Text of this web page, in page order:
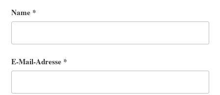
Name *
E-Mail-Adresse *